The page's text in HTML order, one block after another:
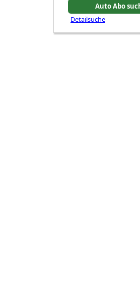
Detailsuche